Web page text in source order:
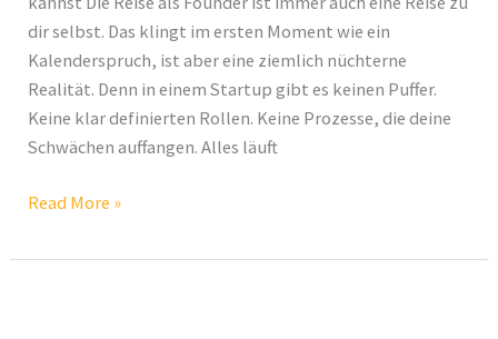
dir selbst. Das klingt im ersten Moment wie ein
Kalenderspruch, ist aber eine ziemlich nüchterne
Realität. Denn in einem Startup gibt es keinen Puffer.
Keine klar definierten Rollen. Keine Prozesse, die deine
Schwächen auffangen. Alles läuft
Reise
zu
dir
selbst
Read More »